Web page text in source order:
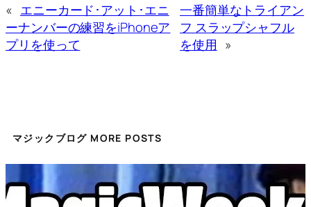
« エニーカード･アット･エニ
ーナンバーの練習をiPhoneア
プリを使って
一番簡単なトライアン
フ スラップシャフル
を使用 »
マジックブログ MORE POSTS